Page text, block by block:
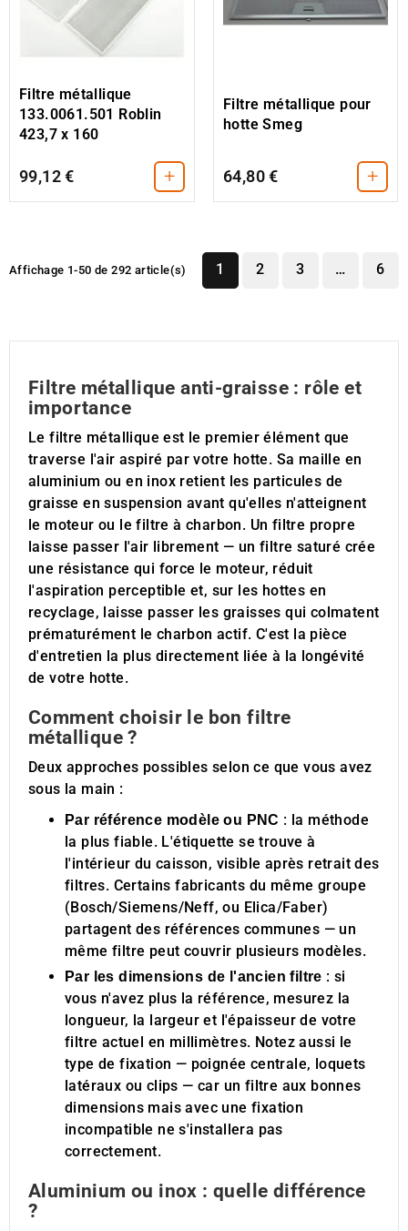
Filtre métallique
133.0061.501 Roblin
423,7 x 160
99,12 € +
Filtre métallique pour
hotte Smeg
64,80 € +
Affichage 1-50 de 292 article(s) 1 2 3 … 6
Filtre métallique anti-graisse : rôle et
importance
Le filtre métallique est le premier élément que
traverse l'air aspiré par votre hotte. Sa maille en
aluminium ou en inox retient les particules de
graisse en suspension avant qu'elles n'atteignent
le moteur ou le filtre à charbon. Un filtre propre
laisse passer l'air librement — un filtre saturé crée
une résistance qui force le moteur, réduit
l'aspiration perceptible et, sur les hottes en
recyclage, laisse passer les graisses qui colmatent
prématurément le charbon actif. C'est la pièce
d'entretien la plus directement liée à la longévité
de votre hotte.
Comment choisir le bon filtre
métallique ?
Deux approches possibles selon ce que vous avez
sous la main :
Par référence modèle ou PNC : la méthode
la plus fiable. L'étiquette se trouve à
l'intérieur du caisson, visible après retrait des
filtres. Certains fabricants du même groupe
(Bosch/Siemens/Neff, ou Elica/Faber)
partagent des références communes — un
même filtre peut couvrir plusieurs modèles.
Par les dimensions de l'ancien filtre : si
vous n'avez plus la référence, mesurez la
longueur, la largeur et l'épaisseur de votre
filtre actuel en millimètres. Notez aussi le
type de fixation — poignée centrale, loquets
latéraux ou clips — car un filtre aux bonnes
dimensions mais avec une fixation
incompatible ne s'installera pas
correctement.
Aluminium ou inox : quelle différence
?